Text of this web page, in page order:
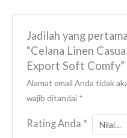
Jadilah yang
“Celana Linen
Export Soft Comfy”
Alamat email Anda tidak
wajib ditandai *
Rating Anda *